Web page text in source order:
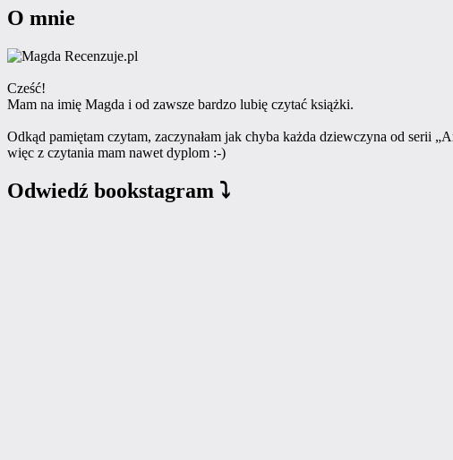
O mnie
Cześć!
Mam na imię Magda i od zawsze bardzo lubię czytać książki.
Odkąd pamiętam czytam, zaczynałam jak chyba każda dziewczyna od serii
więc z czytania mam nawet dyplom :-)
Odwiedź bookstagram ⤵